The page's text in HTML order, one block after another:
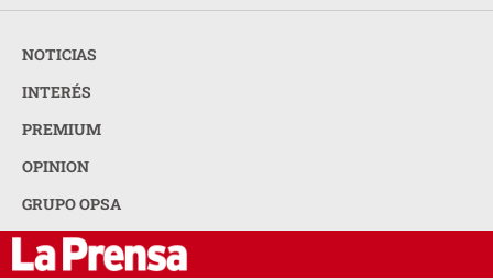
NOTICIAS
INTERÉS
PREMIUM
OPINION
GRUPO OPSA